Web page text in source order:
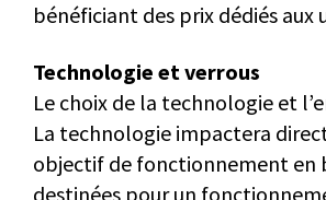
bénéficiant des prix dédiés aux
Technologie et verrous
Le choix de la technologie et
La technologie impactera
objectif de fonctionnement en
destinées pour un